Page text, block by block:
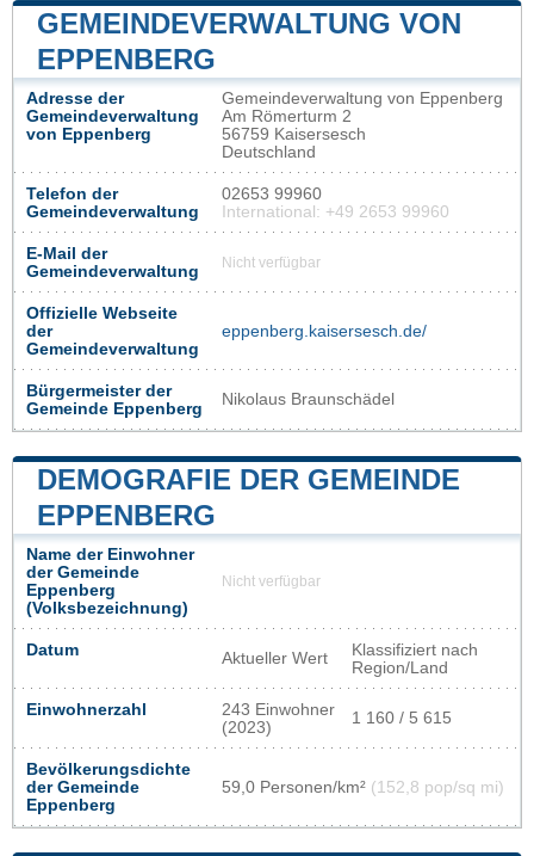
GEMEINDEVERWALTUNG VON
EPPENBERG
Adresse der
Gemeindeverwaltung
von Eppenberg
Gemeindeverwaltung von Eppenberg
Am Römerturm 2
56759 Kaisersesch
Deutschland
Telefon der
Gemeindeverwaltung
02653 99960
International: +49 2653 99960
E-Mail der
Gemeindeverwaltung
Nicht verfügbar
Offizielle Webseite
der
Gemeindeverwaltung
eppenberg.kaisersesch.de/
Bürgermeister der
Gemeinde Eppenberg
Nikolaus Braunschädel
DEMOGRAFIE DER GEMEINDE
EPPENBERG
Name der Einwohner
der Gemeinde
Eppenberg
(Volksbezeichnung)
Nicht verfügbar
Datum Aktueller Wert
Klassifiziert nach
Region/Land
Einwohnerzahl
243 Einwohner
(2023)
1 160 / 5 615
Bevölkerungsdichte
der Gemeinde
Eppenberg
59,0 Personen/km² (152,8 pop/sq mi)